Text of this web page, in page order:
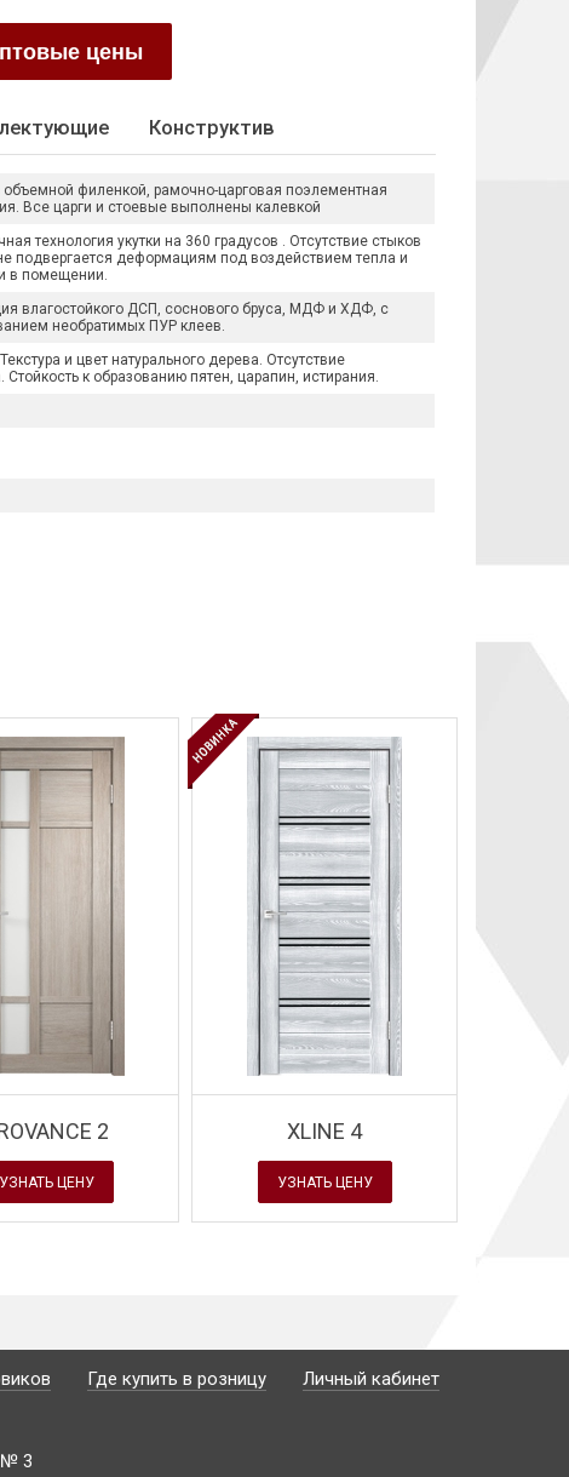
Завод Velldoris - новинка
- модель ALTO 2
Завод Velldoris -
- модель с
ECO FLEX
цены
Конструктив
объемной филенкой, рамочно-царговая поэлементная
Все царги и стоевые выполнены калевкой
технология укутки на 360 градусов . Отсутствие стыков
подвергается деформациям под воздействием тепла и
в помещении.
влагостойкого ДСП, соснового бруса, МДФ и ХДФ, с
необратимых ПУР клеев.
и цвет натурального дерева. Отсутствие
Стойкость к образованию пятен, царапин, истирания.
2
УЗНАТЬ ЦЕНУ
ХLINE 4
УЗНАТЬ ЦЕНУ
Где купить в розницу Личный кабинет
№ 3